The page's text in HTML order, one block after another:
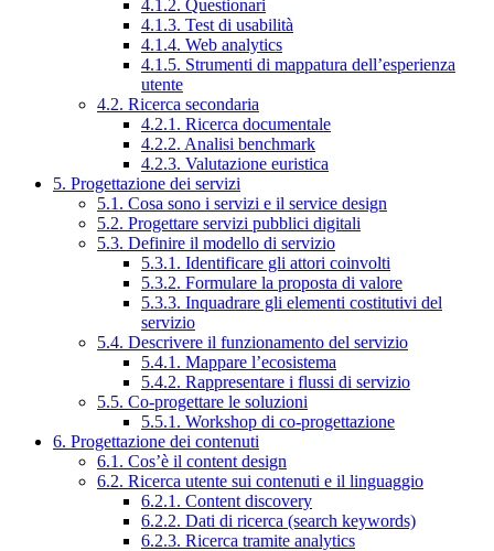
4.1.2. Questionari
4.1.3. Test di usabilità
4.1.4. Web analytics
4.1.5. Strumenti di mappatura dell’esperienza
utente
4.2. Ricerca secondaria
4.2.1. Ricerca documentale
4.2.2. Analisi benchmark
4.2.3. Valutazione euristica
5. Progettazione dei servizi
5.1. Cosa sono i servizi e il service design
5.2. Progettare servizi pubblici digitali
5.3. Definire il modello di servizio
5.3.1. Identificare gli attori coinvolti
5.3.2. Formulare la proposta di valore
5.3.3. Inquadrare gli elementi costitutivi del
servizio
5.4. Descrivere il funzionamento del servizio
5.4.1. Mappare l’ecosistema
5.4.2. Rappresentare i flussi di servizio
5.5. Co-progettare le soluzioni
5.5.1. Workshop di co-progettazione
6. Progettazione dei contenuti
6.1. Cos’è il content design
6.2. Ricerca utente sui contenuti e il linguaggio
6.2.1. Content discovery
6.2.2. Dati di ricerca (search keywords)
6.2.3. Ricerca tramite analytics